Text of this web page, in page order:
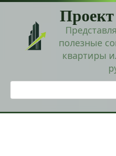
Перейти
полезные
квартиры
Поиск: